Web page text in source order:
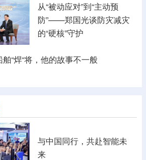
从“被动应对”到“主动预
防”——郑国光谈防灾减灾
的“硬核”守护
“焊“将，他的故事不一般
与中国同行，共赴智能未
来